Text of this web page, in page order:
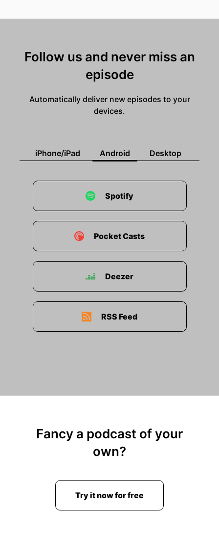
Follow us and never miss an
episode
Automatically deliver new episodes to your
devices.
iPhone/iPad Android Desktop
Spotify
Pocket Casts
Deezer
RSS Feed
Fancy a podcast of your
own?
Try it now for free